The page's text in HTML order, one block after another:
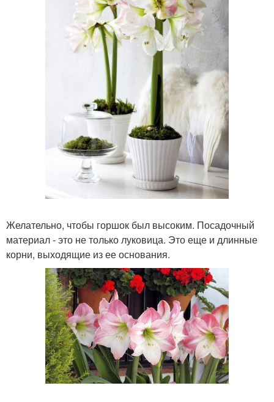
Желательно, чтобы горшок был высоким. Посадочный
материал - это не только луковица. Это еще и длинные
корни, выходящие из ее основания.